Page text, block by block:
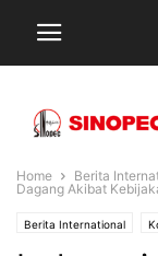
Home Berita
Dagang Akibat
Berita International